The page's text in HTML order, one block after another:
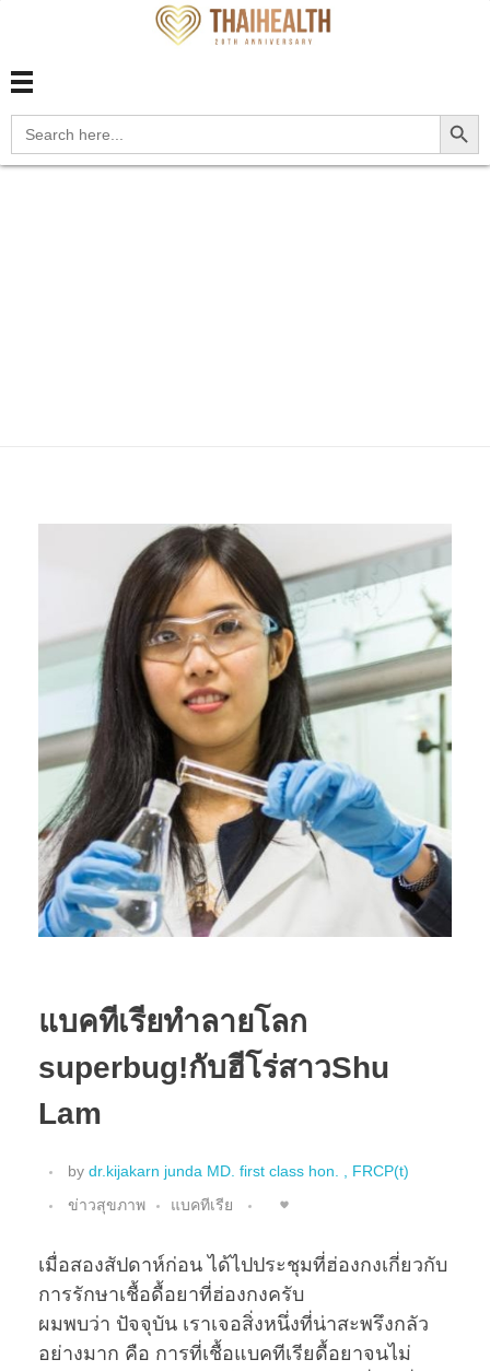
Search
for:
Search Button
แบคทีเรียทำลายโลก
superbug!กับฮีโร่สาวShu
Lam
by dr.kijakarn junda MD. first class hon. , FRCP(t)
ข่าวสุขภาพ
แบคทีเรีย
เมื่อสองสัปดาห์ก่อน ได้ไปประชุมที่ฮ่องกงเกี่ยวกับ
การรักษาเชื้อดื้อยาที่ฮ่องกงครับ
ผมพบว่า ปัจจุบัน เราเจอสิ่งหนึ่งที่น่าสะพรึงกลัว
อย่างมาก คือ การที่เชื้อแบคทีเรียดื้อยาจนไม่